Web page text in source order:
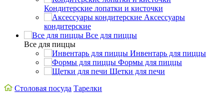
Кондитерские лопатки и кисточки
Аксессуары
кондитерские
Все для пиццы
Все для пиццы
Инвентарь для пиццы
Формы для пиццы
Щетки для печи
Столовая посуда Тарелки